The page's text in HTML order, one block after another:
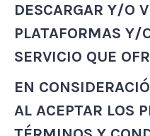
DESCARGAR Y/O
PLATAFORMAS Y/
SERVICIO QUE
EN
AL ACEPTAR LOS